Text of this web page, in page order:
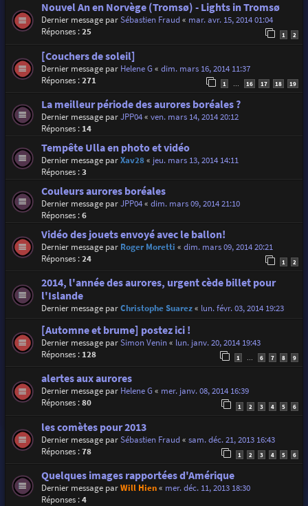
Nouvel An en Norvège (Tromsø) - Lights in Tromsø
Dernier message parSébastien Fraud« mar. avr. 15, 2014 01:04
Réponses :25 1 2
[Couchers de soleil]
Dernier message par Helene G« dim. mars 16, 2014 11:37
Réponses :271 1 16 17 18 19
La meilleur période des aurores boréales ?
Dernier message parJPP04« ven. mars 14, 2014 20:12
Réponses : 14
Tempête Ulla en photo et vidéo
Dernier message parXav28« jeu. mars 13, 2014 14:11
Réponses :3
Couleurs aurores boréales
Dernier message parJPP04« dim. mars 09, 2014 21:10
Réponses :6
Vidéo des jouets envoyé avec le ballon!
Dernier message par Roger Moretti « dim. mars 09, 2014 20:21
Réponses :24 1 2
2014, l'année des aurores, urgent cède billet pour
l'Islande
Dernier message parChristophe Suarez« lun. févr. 03, 2014 19:23
[Automne et brume] postez ici !
Dernier message parSimon Venin« lun. janv. 20, 2014 19:43
Réponses : 128 1 … 6 7 8 9
alertes aux aurores
Dernier message par Helene G« mer. janv. 08, 2014 16:39
Réponses :80 1 2 3 4 5 6
les comètes pour 2013
Dernier message parSébastien Fraud« sam. déc. 21, 2013 16:43
Réponses :78 1 2 3 4 5 6
Quelques images rapportées d'Amérique
Dernier message parWill Hien« mer. déc. 11, 2013 18:30
Réponses :4